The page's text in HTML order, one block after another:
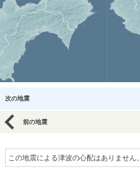
次の地震
前の地震
この地震による津波の心配はありません。